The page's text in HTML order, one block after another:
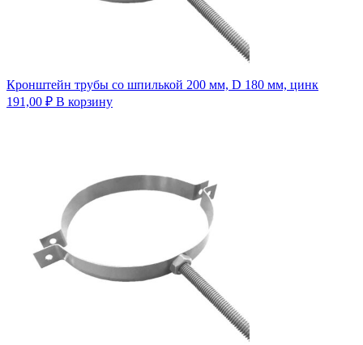
Кронштейн трубы со шпилькой 200 мм, D 180 мм, цинк
191,00 ₽ В корзину